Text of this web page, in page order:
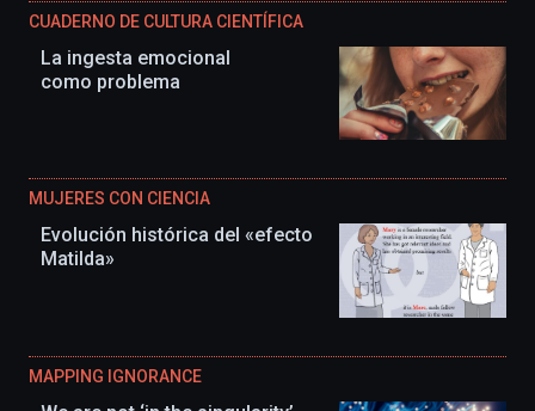
CUADERNO DE CULTURA CIENTÍFICA
La ingesta emocional
como problema
MUJERES CON CIENCIA
Evolución histórica del «efecto
Matilda»
MAPPING IGNORANCE